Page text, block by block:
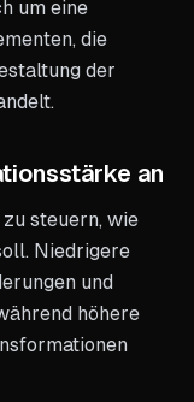
um eine
die
der
an
steuern, wie
Niedrigere
und
höhere